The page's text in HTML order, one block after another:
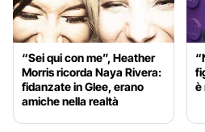
“Sei qui con me”, Heather
Morris ricorda Naya Rivera:
fidanzate in Glee, erano
amiche nella realtà
è